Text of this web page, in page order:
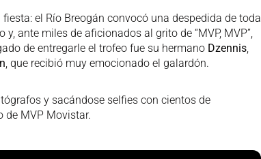
el Río Breogán convocó una despedida de toda
ante miles de aficionados al grito de “MVP, MVP”,
de entregarle el trofeo fue su hermano Dzennis
, que recibió muy emocionado el galardón.
y sacándose selfies con cientos de
de MVP Movistar.